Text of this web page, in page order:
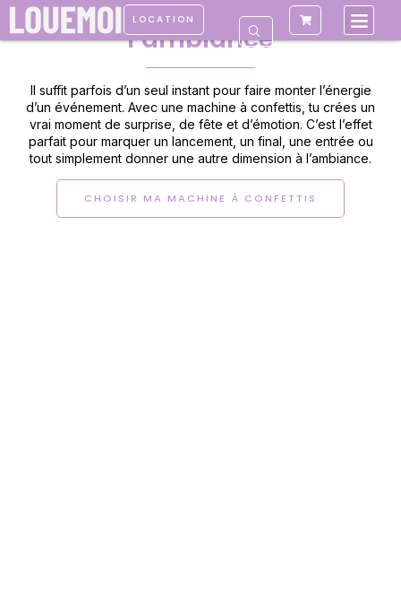
LOCATION
pour faire exploser
l’ambiance
Il suffit parfois d’un seul instant pour faire monter l’énergie
d’un événement. Avec une machine à confettis, tu crées un
vrai moment de surprise, de fête et d’émotion. C’est l’effet
parfait pour marquer un lancement, un final, une entrée ou
tout simplement donner une autre dimension à l’ambiance.
CHOISIR MA MACHINE À CONFETTIS